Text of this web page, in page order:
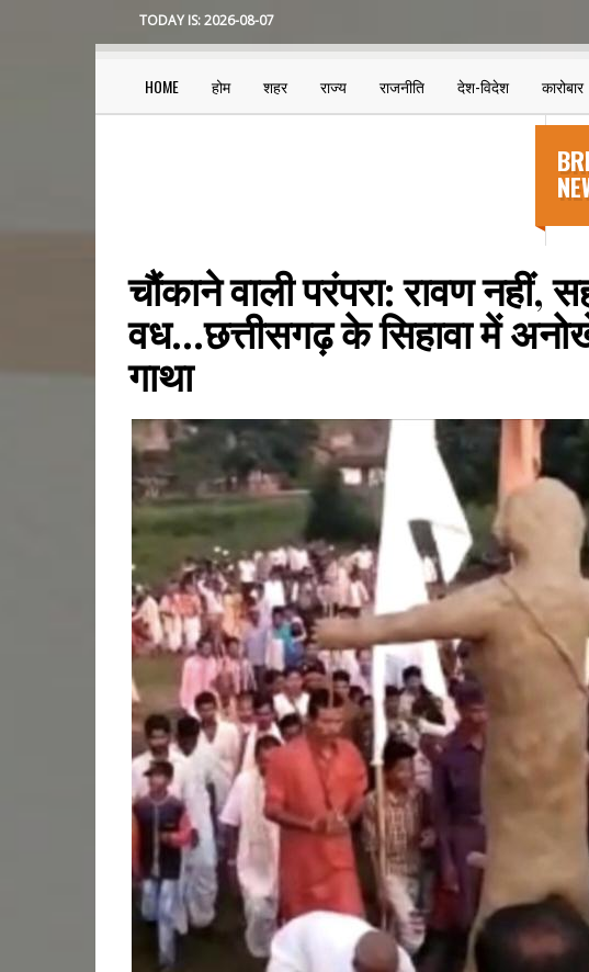
TODAY IS:2026-08-07
Main
HOME होम शहर राज्य राजनीति देश-विदेश कारोबार
चौंकाने वाली परंपरा: रावण नहीं,
वध...छत्तीसगढ़ के सिहावा में
गाथा